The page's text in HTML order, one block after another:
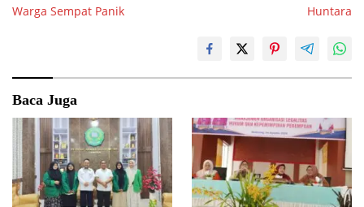
Warga Sempat Panik
Huntara
Baca Juga